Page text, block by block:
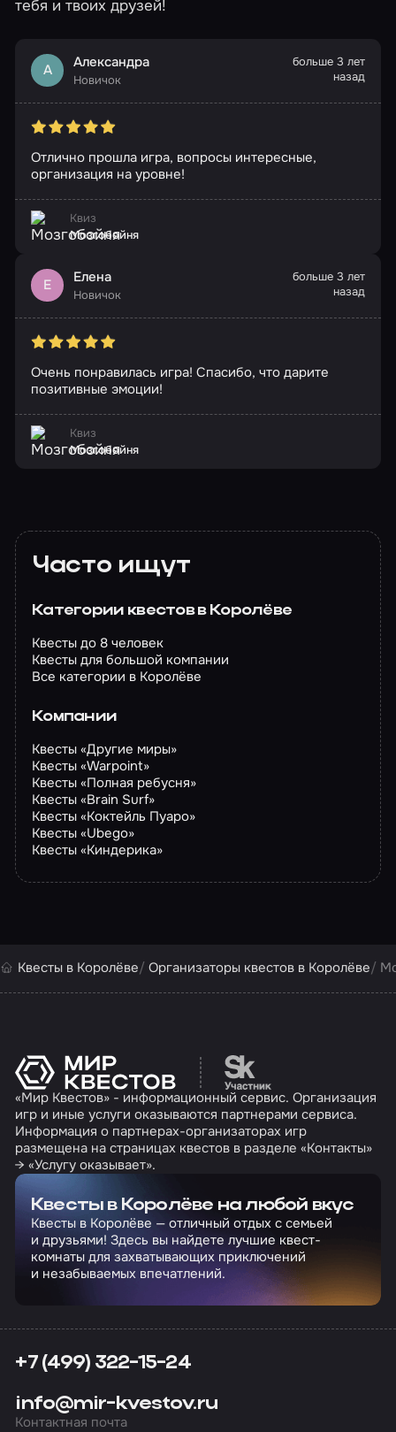
тебя и твоих друзей!
А Александра
Новичок
больше 3 лет
назад
Отлично прошла игра, вопросы интересные,
организация на уровне!
Квиз
Мозгобойня
Е Елена
Новичок
больше 3 лет
назад
Очень понравилась игра! Спасибо, что дарите
позитивные эмоции!
Квиз
Мозгобойня
Часто ищут
Категории квестов в Королёве
Квесты до 8 человек
Квесты для большой компании
Все категории в Королёве
Компании
Квесты «Другие миры»
Квесты «Warpoint»
Квесты «Полная ребусня»
Квесты «Brain Surf»
Квесты «Коктейль Пуаро»
Квесты «Ubego»
Квесты «Киндерика»
Квесты в Королёве Организаторы квестов в Королёве
Перейти на сайт
«Мир Квестов» - информационный сервис. Организация
игр и иные услуги оказываются партнерами сервиса.
Информация о партнерах-организаторах игр
размещена на страницах квестов в разделе «Контакты»
→ «Услугу оказывает».
Квесты в Королёве на любой вкус
Квесты в Королёве — отличный отдых с семьей
и друзьями! Здесь вы найдете лучшие квест-
комнаты для захватывающих приключений
и незабываемых впечатлений.
+7 (499) 322-15-24
info@mir-kvestov.ru
Контактная почта